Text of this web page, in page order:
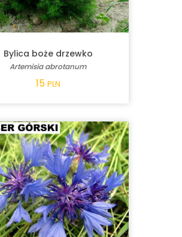
Bylica boże drzewko
Artemisia abrotanum
15 PLN